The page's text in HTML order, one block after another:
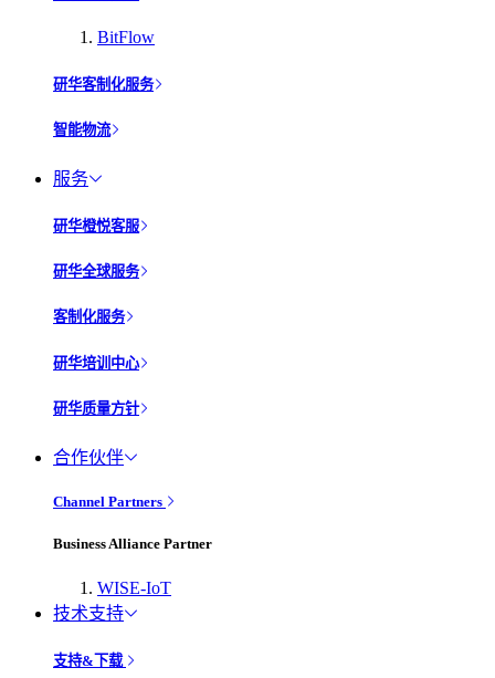
BitFlow
研华客制化服务
智能物流
服务
研华橙悦客服
研华全球服务
客制化服务
研华培训中心
研华质量方针
合作伙伴
Channel Partners
Business Alliance Partner
WISE-IoT
技术支持
支持&下载